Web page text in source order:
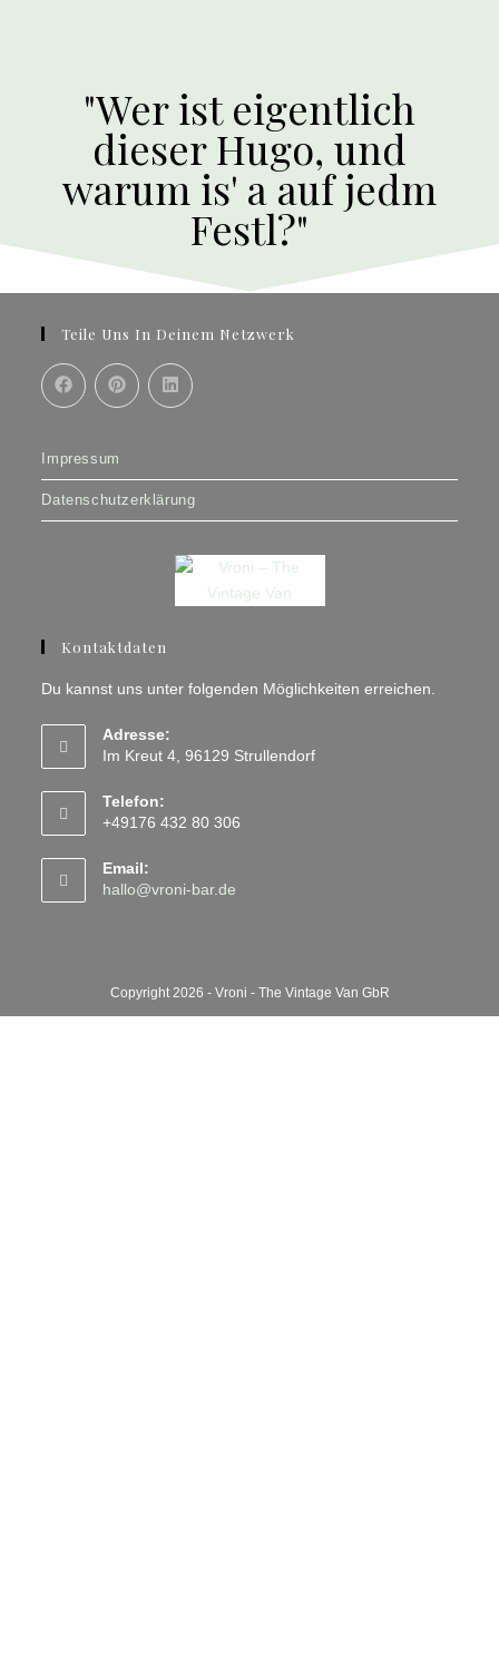
"Wer ist eigentlich
dieser Hugo, und
warum is' a auf jedm
Festl?"
Teile Uns In Deinem Netzwerk
Impressum
Datenschutzerklärung
Kontaktdaten
Du kannst uns unter folgenden Möglichkeiten erreichen.
Adresse:
Im Kreut 4, 96129 Strullendorf
Telefon:
+49176 432 80 306
Email:
hallo@vroni-bar.de
Copyright 2026 - Vroni - The Vintage Van GbR